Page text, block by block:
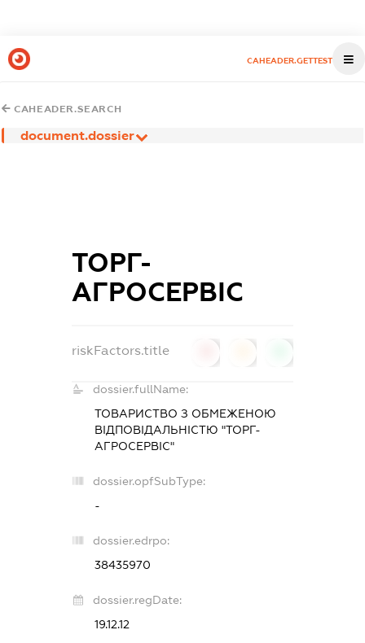
CAHEADER.GETTEST
CAHEADER.SEARCH
document.dossier
ТОРГ-
АГРОСЕРВІС
riskFactors.title
dossier.fullName:
ТОВАРИСТВО З ОБМЕЖЕНОЮ
ВІДПОВІДАЛЬНІСТЮ "ТОРГ-
АГРОСЕРВІС"
dossier.opfSubType:
-
dossier.edrpo:
38435970
dossier.regDate:
19.12.12